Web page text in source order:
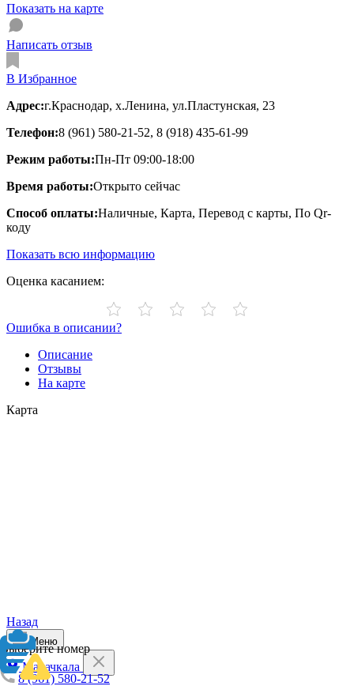
Показать на карте
Написать отзыв
В Избранное
Адрес:г.Краснодар, х.Ленина, ул.Пластунская, 23
Телефон:8 (961) 580-21-52, 8 (918) 435-61-99
Режим работы:Пн-Пт 09:00-18:00
Время работы:Открыто сейчас
Способ оплаты:Наличные, Карта, Перевод с карты, По Qr-
коду
Показать всю информацию
Оценка касанием:
Ошибка в описании?
Описание
Отзывы
На карте
Карта
Назад
Выберите номер
8 (961) 580-21-52
Меню
Махачкала